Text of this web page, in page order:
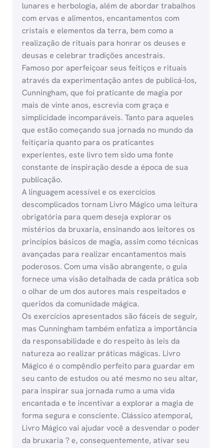
lunares e herbologia, além de abordar trabalhos
com ervas e alimentos, encantamentos com
cristais e elementos da terra, bem como a
realização de rituais para honrar os deuses e
deusas e celebrar tradições ancestrais.
Famoso por aperfeiçoar seus feitiços e rituais
através da experimentação antes de publicá-los,
Cunningham, que foi praticante de magia por
mais de vinte anos, escrevia com graça e
simplicidade incomparáveis. Tanto para aqueles
que estão começando sua jornada no mundo da
feitiçaria quanto para os praticantes
experientes, este livro tem sido uma fonte
constante de inspiração desde a época de sua
publicação.
A linguagem acessível e os exercícios
descomplicados tornam Livro Mágico uma leitura
obrigatória para quem deseja explorar os
mistérios da bruxaria, ensinando aos leitores os
princípios básicos de magia, assim como técnicas
avançadas para realizar encantamentos mais
poderosos. Com uma visão abrangente, o guia
fornece uma visão detalhada de cada prática sob
o olhar de um dos autores mais respeitados e
queridos da comunidade mágica.
Os exercícios apresentados são fáceis de seguir,
mas Cunningham também enfatiza a importância
da responsabilidade e do respeito às leis da
natureza ao realizar práticas mágicas. Livro
Mágico é o compêndio perfeito para guardar em
seu canto de estudos ou até mesmo no seu altar,
para inspirar sua jornada rumo a uma vida
encantada e te incentivar a explorar a magia de
forma segura e consciente. Clássico atemporal,
Livro Mágico vai ajudar você a desvendar o poder
da bruxaria ? e, consequentemente, ativar seu